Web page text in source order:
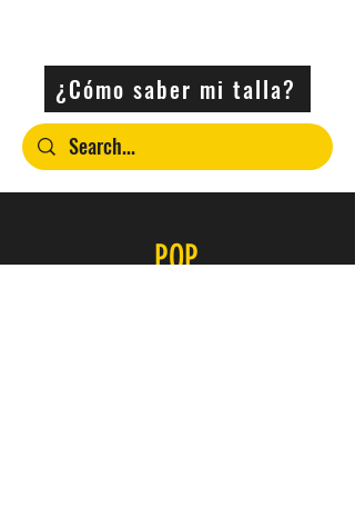
¿Cómo saber mi talla?
POP